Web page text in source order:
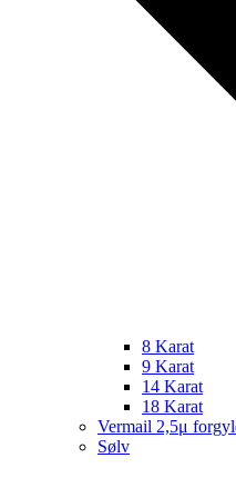
8 Karat
9 Karat
14 Karat
18 Karat
Vermail 2,5μ
Sølv